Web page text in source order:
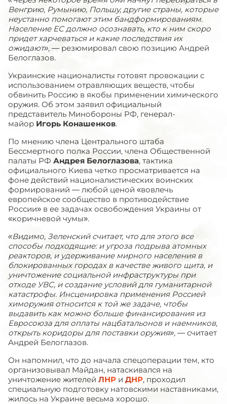
Венгрию, Румынию, Польшу, другие страны, которые
неустанно помогают этим бандформированиям.
Население ЕС должно осознавать, кто к ним скоро
придет харчеваться и какие последствия их
ожидают», — резюмировал свою позицию Андрей
Белоглазов.
Украинские националисты готовят провокации с
использованием отравляющих веществ, чтобы
обвинить Россию в якобы применении химического
оружия. Об этом заявил официальный
представитель Минобороны РФ, генерал-
майор Игорь Конашенков.
По мнению члена Центрального штаба
Бессмертного полка России, члена Общественной
палаты РФ Андрея Белоглазова, тактика
официального Киева четко просматривается на
фоне действий националистических воинских
формирований — любой ценой «вовлечь
европейское сообщество в противодействие
России» в ее задачах освобождения Украины от
«коричневой чумы».
«Видимо, Зеленский считает, что для этого все
способы подходящие: и угроза подрыва атомных
реакторов, и удерживание мирного населения в
блокированных городах в качестве живого щита, и
уничтожение социальной инфраструктуры при
отходе УВС, и создание условий для гуманитарной
катастрофы. Инсценировка применения Россией
химоружия относится к той же задаче, чтобы
выдавить как можно больше финансирования из
Евросоюза для оплаты нацбатальонов и наемников,
открыть коридоры для поставки оружия», — считает
Андрей Белоглазов.
Он напомнил, что до начала спецоперации тем, кто
организовывал Майдан, натаскивался на
уничтожение жителей ЛНР и ДНР, проходил
специальную подготовку натовскими наставниками,
жилось на Украине весьма хорошо.